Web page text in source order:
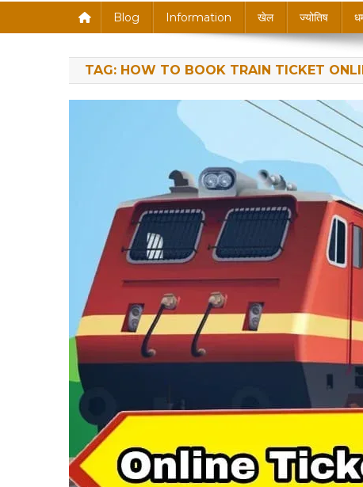
Blog Information खेल ज्योतिष
TAG: HOW TO BOOK TRAIN TICKET